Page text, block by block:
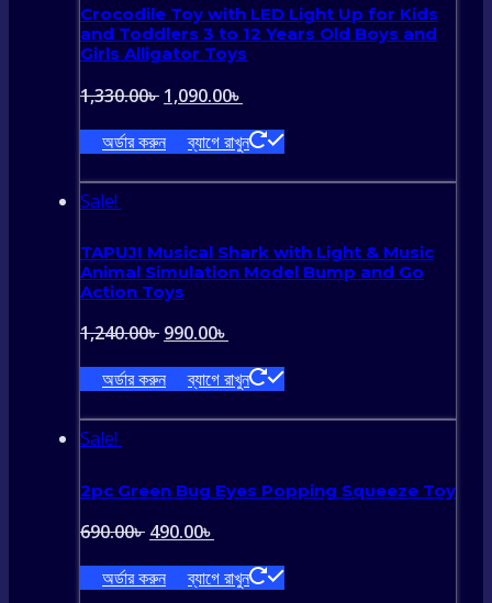
Crocodile Toy with LED Light Up for Kids
and Toddlers 3 to 12 Years Old Boys and
Girls Alligator Toys
1,330.00৳ Original
price
1,090.00৳
price
অর্ডার করুন ব্যাগে রাখুন
Sale!
TAPUJI Musical Shark with Light & Music
Animal Simulation Model Bump and Go
Action Toys
1,240.00৳ Original
price
990.00৳
price
অর্ডার করুন ব্যাগে রাখুন
Sale!
2pc Green Bug Eyes Popping Squeeze Toy
690.00৳ Original
price
490.00৳
price
অর্ডার করুন ব্যাগে রাখুন